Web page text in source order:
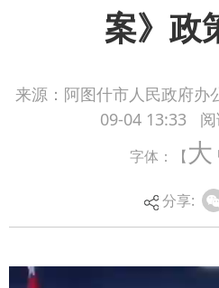
案》政
来源：阿图什市人民政府办
09-04 13:33
阅
字体：【大
分享: